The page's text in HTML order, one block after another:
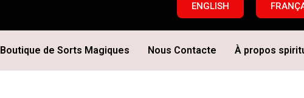
ENGLISH
Boutique de Sorts Magiques Nous Contacte À propos